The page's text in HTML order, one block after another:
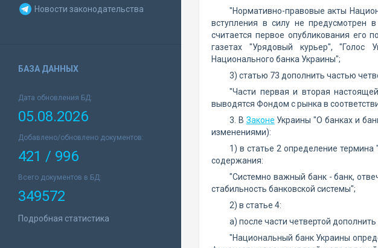
Новости законодательства
БАЗА ДАННЫХ
Дата обновления БД:
05.08.2026
Добавлено/обновлено документов:
421 / 996
Всего документов в БД:
349572
Подробная статистика
"Нормативно-правовые акты
вступления в силу не предусмотрен
считается первое опубликования его
газетах "Урядовый курьер", "Голос
Национального банка Украины";
3) статью 73 дополнить частью
"Части первая и вторая
выводятся Фондом с рынка в
3. В Законе Украины "О банках и
изменениями):
1) в статье 2 определение
содержания:
"Системно важный банк - банк,
стабильность банковской системы";
2) в статье 4:
а) после части четвертой
"Национальный банк Украины